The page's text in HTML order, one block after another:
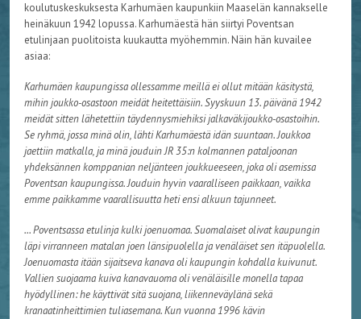
koulutuskeskuksesta Karhumäen kaupunkiin Maaselän kannakselle
heinäkuun 1942 lopussa. Karhumäestä hän siirtyi Poventsan
etulinjaan puolitoista kuukautta myöhemmin. Näin hän kuvailee
asiaa:
Karhumäen kaupungissa ollessamme meillä ei ollut mitään käsitystä,
mihin joukko-osastoon meidät heitettäisiin. Syyskuun 13. päivänä 1942
meidät sitten lähetettiin täydennysmiehiksi jalkaväkijoukko-osastoihin.
Se ryhmä, jossa minä olin, lähti Karhumäestä idän suuntaan. Joukkoa
jaettiin matkalla, ja minä jouduin JR 35:n kolmannen pataljoonan
yhdeksännen komppanian neljänteen joukkueeseen, joka oli asemissa
Poventsan kaupungissa. Jouduin hyvin vaaralliseen paikkaan, vaikka
emme paikkamme vaarallisuutta heti ensi alkuun tajunneet.
... Poventsassa etulinja kulki joenuomaa. Suomalaiset olivat kaupungin
läpi virranneen matalan joen länsipuolella ja venäläiset sen itäpuolella.
Joenuomasta itään sijaitseva kanava oli kaupungin kohdalla kuivunut.
Vallien suojaama kuiva kanavauoma oli venäläisille monella tapaa
hyödyllinen: he käyttivät sitä suojana, liikenneväylänä sekä
kranaatinheittimien tuliasemana. Kun vuonna 1996 kävin